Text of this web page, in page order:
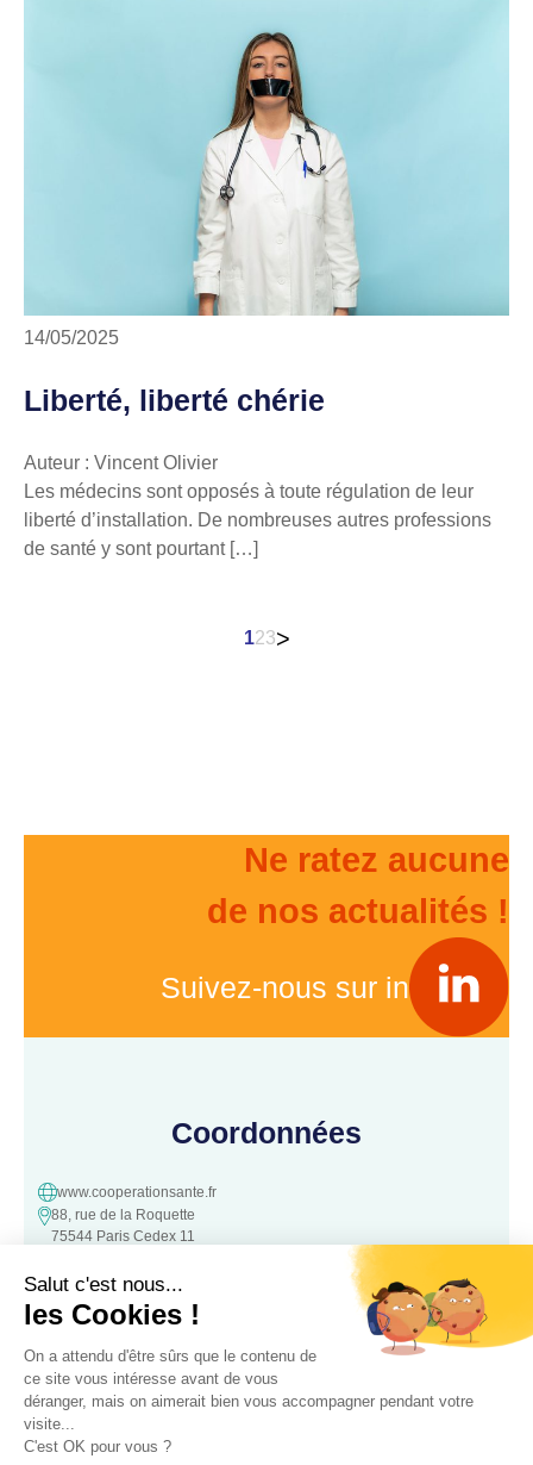
14/05/2025
Liberté, liberté chérie
Auteur : Vincent Olivier
Les médecins sont opposés à toute régulation de leur
liberté d’installation. De nombreuses autres professions
de santé y sont pourtant […]
123>
Ne ratez aucune
de nos actualités !
Suivez-nous sur in
Coordonnées
www.cooperationsante.fr
88, rue de la Roquette
75544 Paris Cedex 11
Contact
Une question, une suggestion ?
N’hésitez pas à nous contacter :
Contacter nous